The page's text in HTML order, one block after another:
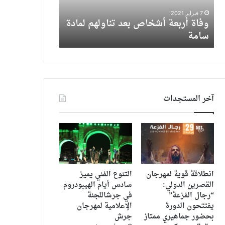
7 فبراير 2021
وفاة أربعة أشخاص بعد تناولهم لمادة
سامة
وريهام
نجاحها
آخر المستجدات
انطلاقة قوية لمهرجان
القصرين الدولي:
“رجال الفزعة”
يفتتحون الدورة
بحضور جماهيري ممتاز
التنوع الفني يميز
سادس أيام الهيبودروم
في جرشاللجنة
الإعلامية لمهرجان
جرش